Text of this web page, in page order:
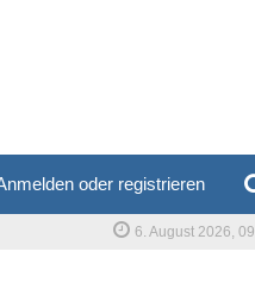
oder registrieren
6. August 2026,